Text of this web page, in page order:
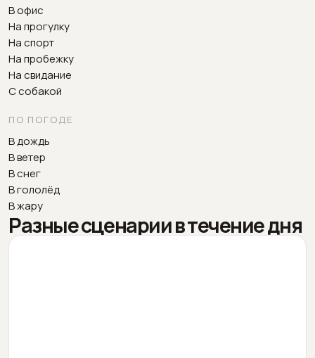
В офис
На прогулку
На спорт
На пробежку
На свидание
С собакой
ПО ПОГОДЕ
В дождь
В ветер
В снег
В гололёд
В жару
Разные сценарии в течение дня